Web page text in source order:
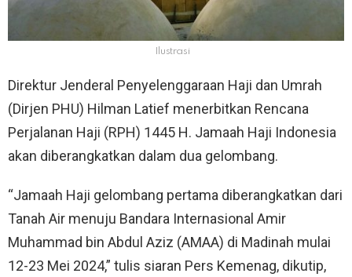
Ilustrasi
Direktur Jenderal Penyelenggaraan Haji dan Umrah
(Dirjen PHU) Hilman Latief menerbitkan Rencana
Perjalanan Haji (RPH) 1445 H. Jamaah Haji Indonesia
akan diberangkatkan dalam dua gelombang.
“Jamaah Haji gelombang pertama diberangkatkan dari
Tanah Air menuju Bandara Internasional Amir
Muhammad bin Abdul Aziz (AMAA) di Madinah mulai
12-23 Mei 2024,” tulis siaran Pers Kemenag, dikutip,